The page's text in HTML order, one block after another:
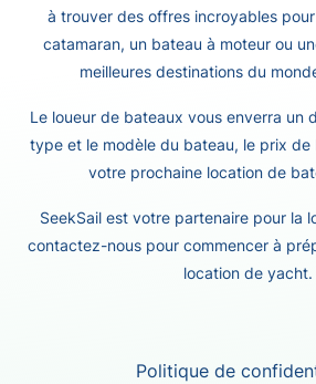
à trouver des offres incroyables
catamaran, un bateau à moteur ou
meilleures destinations du
Le loueur de bateaux vous enverra un
type et le modèle du bateau, le prix de
votre prochaine location de
SeekSail est votre partenaire pour la
contactez-nous pour commencer à
location de yacht.
Politique de